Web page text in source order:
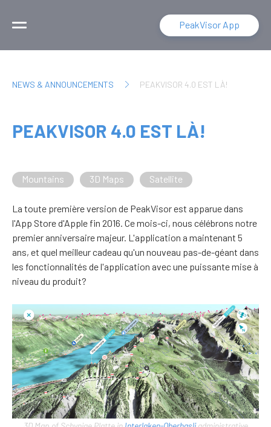
PeakVisor App
NEWS & ANNOUNCEMENTS PEAKVISOR 4.0 EST LÀ!
PEAKVISOR 4.0 EST LÀ!
Mountains 3D Maps Satellite
La toute première version de PeakVisor est apparue dans
l'App Store d'Apple fin 2016. Ce mois-ci, nous célébrons notre
premier anniversaire majeur. L'application a maintenant 5
ans, et quel meilleur cadeau qu'un nouveau pas-de-géant dans
les fonctionnalités de l'application avec une puissante mise à
niveau du produit?